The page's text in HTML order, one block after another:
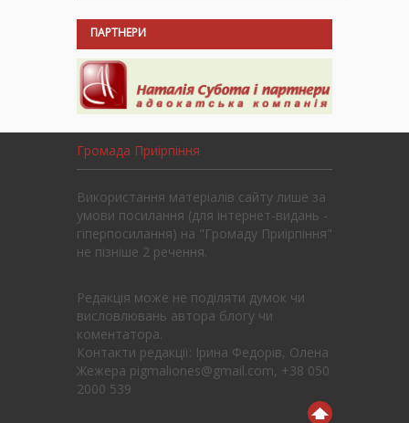
ПАРТНЕРИ
Громада Приірпіння
Використання матеріалів сайту лише за
умови посилання (для інтернет-видань -
гіперпосилання) на "Громаду Приірпіння"
не пізніше 2 речення.
Редакція може не поділяти думок чи
висловлювань автора блогу чи
коментатора.
Контакти редакції: Ірина Федорів, Олена
Жежера pigmaliones@gmail.com, +38 050
2000 539